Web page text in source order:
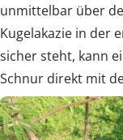
unmittelbar über
Kugelakazie in der
sicher steht, kann
Schnur direkt mit